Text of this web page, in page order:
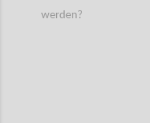
werden?